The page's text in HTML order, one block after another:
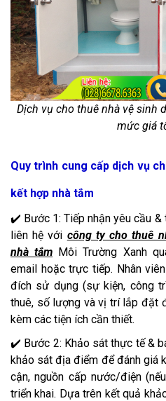
Dịch vụ cho thuê nhà vệ sinh
mức giá
Quy trình cung cấp dịch vụ
kết hợp nhà tắm
✔️ Bước 1: Tiếp nhận yêu cầu &
liên hệ với công ty cho thuê
nhà tắm Môi Trường Xanh
email hoặc trực tiếp. Nhân
đích sử dụng (sự kiện, công
thuê, số lượng và vị trí lắp đặt
kèm các tiện ích cần thiết.
✔️ Bước 2: Khảo sát thực tế &
khảo sát địa điểm để đánh giá
cận, nguồn cấp nước/điện
triển khai. Dựa trên kết quả